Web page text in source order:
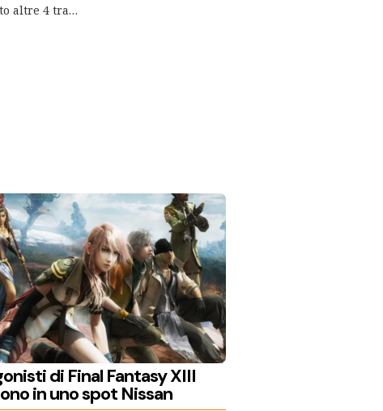
altre 4 tra…
di Final Fantasy XIII
in uno spot Nissan